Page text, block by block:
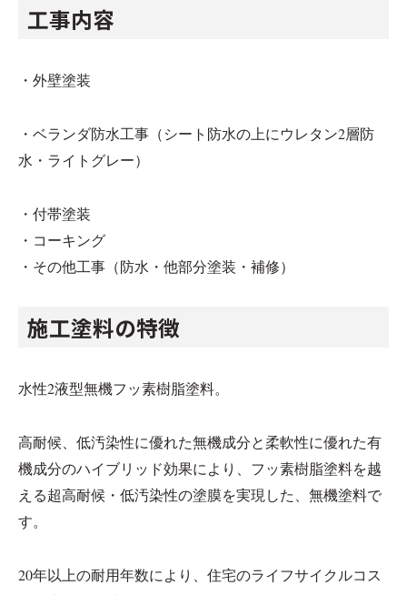
工事内容
・外壁塗装
・ベランダ防水工事（シート防水の上にウレタン2層防
水・ライトグレー）
・付帯塗装
・コーキング
・その他工事（防水・他部分塗装・補修）
施工塗料の特徴
水性2液型無機フッ素樹脂塗料。
高耐候、低汚染性に優れた無機成分と柔軟性に優れた有
機成分のハイブリッド効果により、フッ素樹脂塗料を越
える超高耐候・低汚染性の塗膜を実現した、無機塗料で
す。
20年以上の耐用年数により、住宅のライフサイクルコス